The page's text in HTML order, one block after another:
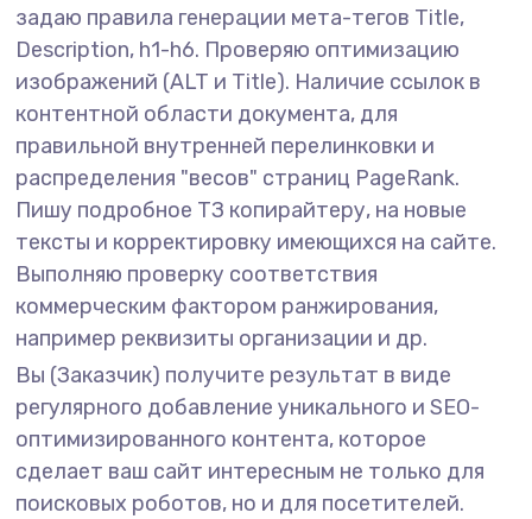
задаю правила генерации мета-тегов Title,
Description, h1-h6. Проверяю оптимизацию
изображений (ALT и Title). Наличие ссылок в
контентной области документа, для
правильной внутренней перелинковки и
распределения "весов" страниц PageRank.
Пишу подробное ТЗ копирайтеру, на новые
тексты и корректировку имеющихся на сайте.
Выполняю проверку соответствия
коммерческим фактором ранжирования,
например реквизиты организации и др.
Вы (Заказчик) получите результат в виде
регулярного добавление уникального и SEO-
оптимизированного контента, которое
сделает ваш сайт интересным не только для
поисковых роботов, но и для посетителей.